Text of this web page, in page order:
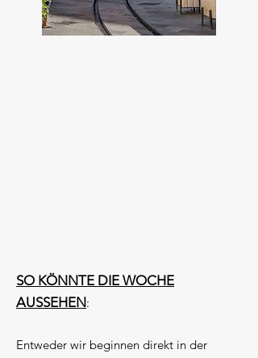
SO KÖNNTE DIE WOCHE
AUSSEHEN:
Entweder wir beginnen direkt in der